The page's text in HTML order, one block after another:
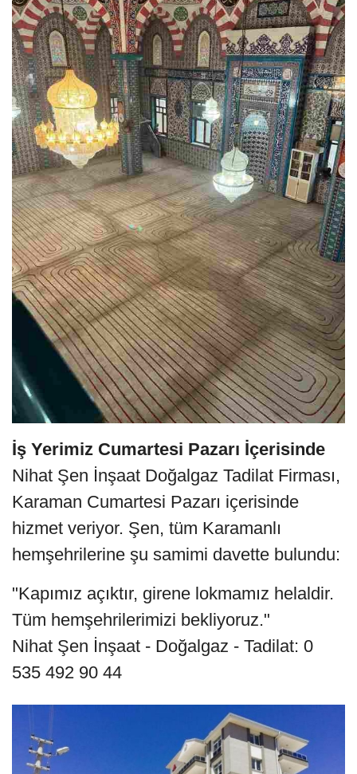
İş Yerimiz Cumartesi Pazarı İçerisinde
Nihat Şen İnşaat Doğalgaz Tadilat Firması,
Karaman Cumartesi Pazarı içerisinde
hizmet veriyor. Şen, tüm Karamanlı
hemşehrilerine şu samimi davette bulundu:
"Kapımız açıktır, girene lokmamız helaldir.
Tüm hemşehrilerimizi bekliyoruz."
Nihat Şen İnşaat - Doğalgaz - Tadilat: 0
535 492 90 44